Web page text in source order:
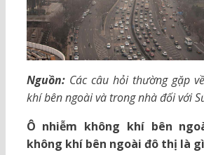
Nguồn:Các câu hỏi thường gặp
khí bên ngoài và trong nhà đối với
Ô nhiễm không khí bên
không khí bên ngoài đô thị là